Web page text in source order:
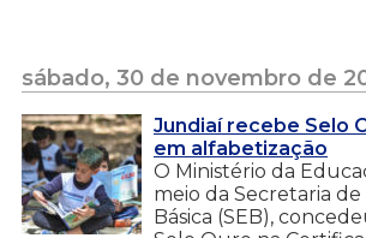
sábado, 30 de novembro de
Jundiaí recebe Selo
em alfabetização
O Ministério da
meio da Secretaria
Básica (SEB),